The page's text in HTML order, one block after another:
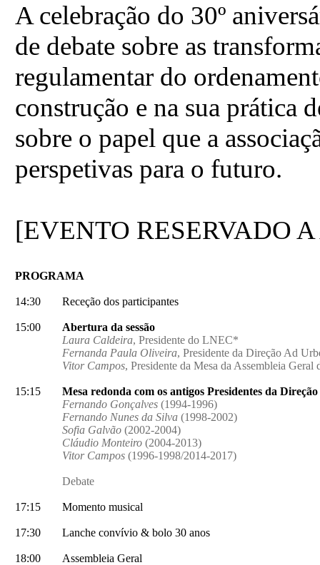
A celebração do 30º
de debate sobre as
regulamentar do
construção e na sua prática
sobre o papel que a
perspetivas para o futuro.
[EVENTO RESERVADO
PROGRAMA
14:30 Receção dos participantes
15:00
Abertura da sessão
Laura Caldeira, Presidente do LNEC*
Fernanda Paula Oliveira, Presidente da Direção Ad
Vitor Campos, Presidente da Mesa da Assembleia Geral
15:15
Mesa redonda com os antigos Presidentes da
Fernando Gonçalves (1994-1996)
Fernando Nunes da Silva (1998-2002)
Sofia Galvão (2002-2004)
Cláudio Monteiro (2004-2013)
Vitor Campos (1996-1998/2014-2017)
Debate
17:15 Momento musical
17:30 Lanche convívio & bolo 30 anos
18:00 Assembleia Geral